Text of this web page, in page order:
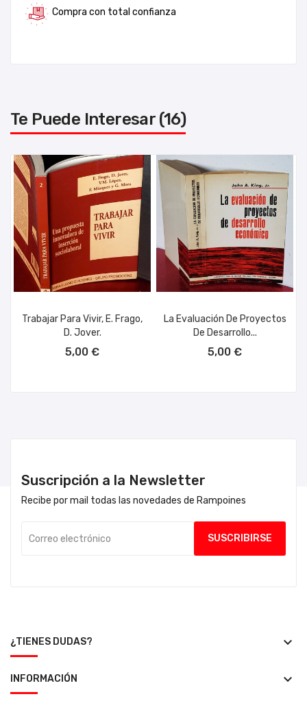
Compra con total confianza
Te Puede Interesar (16)
Trabajar Para Vivir, E. Frago,
D. Jover.
5,00 €
La Evaluación De Proyectos
De Desarrollo...
5,00 €
Suscripción a la Newsletter
Recibe por mail todas las novedades de Rampoines
¿TIENES DUDAS? keyboard_arrow_down
INFORMACIÓN keyboard_arrow_down